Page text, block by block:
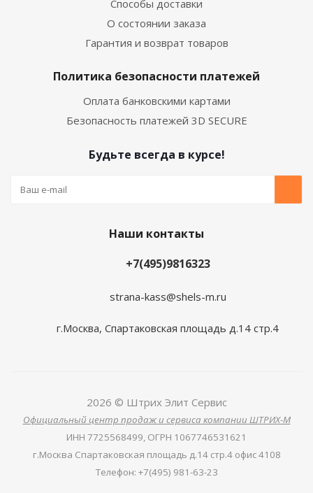
Способы доставки
О состоянии заказа
Гарантия и возврат товаров
Политика безопасности платежей
Оплата банковскими картами
Безопасность платежей 3D SECURE
Будьте всегда в курсе!
Наши контакты
+7(495)9816323
strana-kass@shels-m.ru
г.Москва, Спартаковская площадь д.14 стр.4
2026 © Штрих Элит Сервис
Официальный центр продаж и сервиса компании ШТРИХ-М
ИНН 7725568499, ОГРН 1067746531621
г.Москва Спартаковская площадь д.14 стр.4 офис 4108
Телефон: +7(495) 981-63-23